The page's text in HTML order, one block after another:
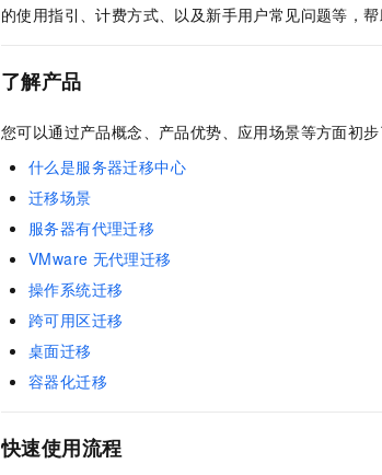
的使用指引、计费方式、以及新手用户常见问题等，
了解产品
您可以通过产品概念、产品优势、应用场景等方面初
什么是服务器迁移中心
迁移场景
服务器有代理迁移
VMware 无代理迁移
操作系统迁移
跨可用区迁移
桌面迁移
容器化迁移
快速使用流程